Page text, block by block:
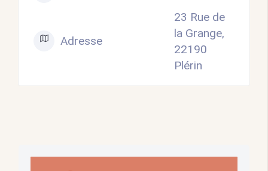
Adresse
23 Rue de
la Grange,
22190
Plérin